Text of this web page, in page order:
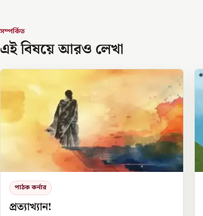
সম্পর্কিত
এই বিষয়ে আরও লেখা
পাঠক কর্নার
প্রত্যাখ্যান!